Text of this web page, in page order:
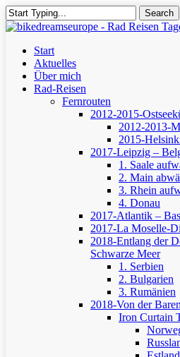
Skip
to
content
Search
Close
Menu
Start
Aktuelles
Über mich
Rad-Reisen
Fernrouten
2012-2015-
2012-2013-
2015-
2017-Leipzig –
1. Saale
2. Main
3. Rhein
4. Donau
2017-Atlantik –
2017-La Moselle-
2018-Entlang der
Schwarze Meer
1. Serbien
2. Bulgarien
3. Rumänien
2018-Von der
Iron Curtain